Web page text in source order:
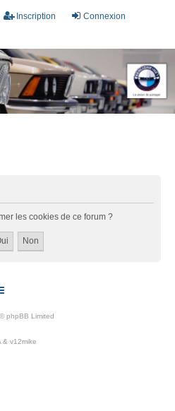
Connexion
Inscription
les cookies de ce forum ?
phpBB Limited
& v12mike